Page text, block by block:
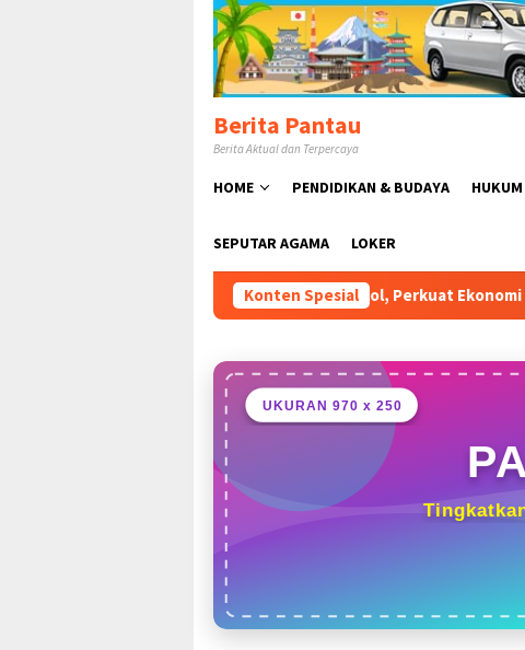
Loncat
konten
Berita Pantau
Berita Aktual dan Terpercaya
HOME PENDIDIKAN & BUDAYA
SEPUTAR AGAMA LOKER
Konten Spesial
Jonggol, Perkuat Ekonomi Peternakan dan Dukung
UKURAN 970 x 250